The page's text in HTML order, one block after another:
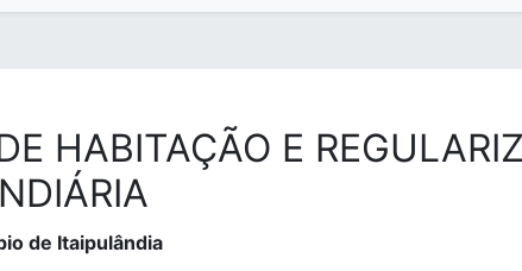
HABITAÇÃO E
de Itaipulândia